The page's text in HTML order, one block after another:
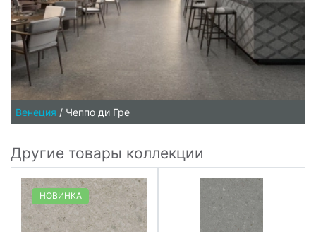
Венеция / Чеппо ди Гре
Другие товары коллекции
НОВИНКА